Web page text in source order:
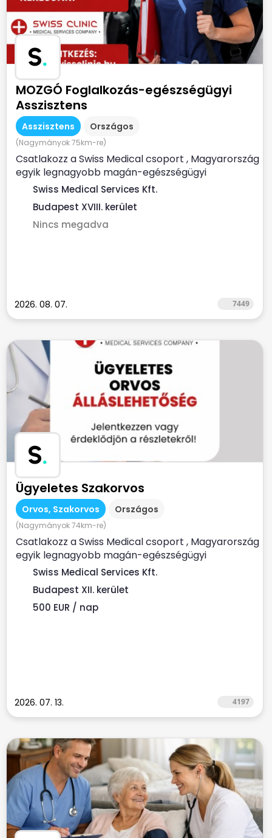
S.
MOZGÓ Foglalkozás-egészségügyi
Asszisztens
Asszisztens Országos
(Nagymányok 75km-re)
Csatlakozz a Swiss Medical csoport , Magyarország
egyik legnagyobb magán-egészségügyi
szolgáltatójához ...
Swiss Medical Services Kft.
Budapest XVIII. kerület
Nincs megadva
2026. 08. 07. 7449
S.
Ügyeletes Szakorvos
Orvos, Szakorvos Országos
(Nagymányok 74km-re)
Csatlakozz a Swiss Medical csoport , Magyarország
egyik legnagyobb magán-egészségügyi
szolgáltatójához ...
Swiss Medical Services Kft.
Budapest XII. kerület
500 EUR / nap
2026. 07. 13. 4197